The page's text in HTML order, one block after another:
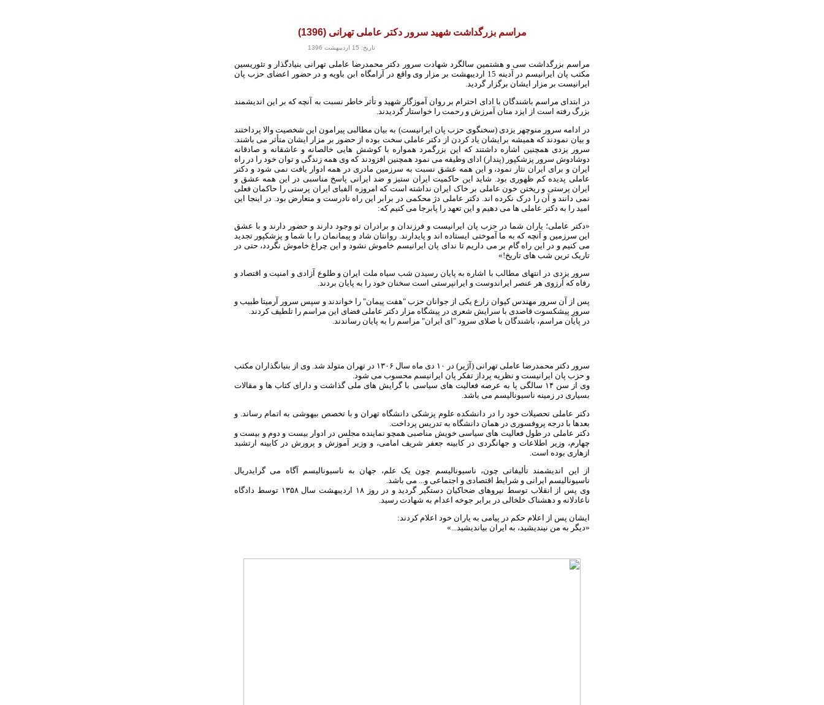
مراسم بزرگداشت شهید سرور دکتر عاملی تهرانی (1396)
تاریخ: 15 اردیبهشت 1396
مراسم بزرگداشت سی و هشتمین سالگرد شهادت سرور دکتر محمدرضا عاملی تهرانی بنیادگذار و تئوریسین
مکتب پان ایرانیسم در آدینه 15 اردیبهشت بر مزار وی واقع در آرامگاه ابن باویه و در حضور اعضای حزب پان
ایرانیست بر مزار ایشان برگزار گردید.
در ابتدای مراسم باشندگان با ادای احترام بر روان آموزگار شهید و تأثر خاطر نسبت به آنچه که بر این اندیشمند
بزرگ رفته است از ایزد منان آمرزش و رحمت را خواستار گردیدند.
در ادامه سرور منوچهر یزدی (سخنگوی حزب پان ایرانیست) به بیان مطالبی پیرامون این شخصیت والا پرداختند
و بیان نمودند که همیشه برایشان یاد کردن از دکتر عاملی سخت بوده از حضور بر مزار ایشان متأثر می باشند.
سرور یزدی همچنین اشاره داشتند که این بزرگمرد همواره با کوشش هایی خالصانه و عاشقانه و صادقانه
دوشادوش سرور پزشکپور (پندار) ادای وظیفه می نمود همچنین افزودند که وی همه زندگی و توان خود را در راه
ایران و برای ایران نثار نمود، و این همه عشق نسبت به سرزمین مادری در همه ادوار یافت نمی شود و دکتر
عاملی پدیده کم ظهوری بود. شاید این حاکمیت ایران ستیز و ضد ایرانی پاسخ مناسبی در این همه عشق و
ایران پرستی و ریختن خون عاملی بر خاک ایران نداشته است که امروزه الفبای ایران پرستی را حاکمان فعلی
نمی دانند و آن را درک نکرده اند. دکتر عاملی دژ محکمی در برابر این راه نادرست و متعارض بود. در اینجا این
امید را به دکتر عاملی ها می دهیم و این تعهد را پابرجا می کنیم که:
«دکتر عاملی؛ یاران شما در حزب پان ایرانیست و فرزندان و برادران تو وجود دارند و حضور دارند و با عشق
این سرزمین و آنچه که به ما آموختی ایستاده اند و پایدارند. روانتان شاد و پیمانمان را با شما و پزشکپور تجدید
می کنیم و در این راه گام بر می داریم تا ندای پان ایرانیسم خاموش نشود و این چراغ خاموش نگردد، حتی در
تاریک ترین شب های تاریخ!»
سرور یزدی در انتهای مطالب با اشاره به پایان رسیدن شب سیاه ملت ایران و طلوع آزادی و امنیت و اقتصاد و
رفاه که آرزوی هر عنصر ایراندوست و ایرانپرستی است سخنان خود را به پایان بردند.
پس از آن سرور مهندس کیوان زارع یکی از جوانان حزب "هفت پیمان" را خواندند و سپس سرور آرمیتا طبیب و
سرورِ پیشکسوت قاصدی با سرایش شعری در پیشگاه مزار دکتر عاملی فضای این مراسم را تلطیف کردند.
در پایان مراسم، باشندگان با صلای سرود "ای ایران" مراسم را به پایان رساندند.
سرور دکتر محمدرضا عاملی تهرانی (آژیر) در ۱۰ دی ماه سال ۱۳۰۶ در تهران متولد شد. وی از بنیانگذاران مکتب
و حزب پان ایرانیست و نظریه پرداز تفکر پان ایرانیسم محسوب می شود.
وی از سن ۱۴ سالگی پا به عرصه فعالیت های سیاسی با گرایش های ملی گذاشت و دارای کتاب ها و مقالات
بسیاری در زمینه ناسیونالیسم می باشد.
دکتر عاملی تحصیلات خود را در دانشکده علوم پزشکی دانشگاه تهران و با تخصص بیهوشی به اتمام رساند. و
بعدها با درجه پروفسوری در همان دانشگاه به تدریس پرداخت.
دکتر عاملی در طول فعالیت های سیاسی خویش مناصبی همچو نماینده مجلس در ادوار بیست و دوم و بیست و
چهارم، وزیر اطلاعات و جهانگردی در کابینه جعفر شریف امامی، و وزیر آموزش و پرورش در کابینه ارتشبد
ازهاری بوده است.
از این اندیشمند تألیفاتی چون، ناسیونالیسم چون یک علم، جهان به ناسیونالیسم آگاه می گرایدريال
ناسیونالیسم ایرانی و شرایط اقتصادی و اجتماعی و... می باشد.
وی پس از انقلاب توسط نیروهای ضحاکیان دستگیر گردید و در روز ۱۸ اردیبهشت سال ۱۳۵۸ توسط دادگاه
ناعادلانه و دهشناک خلخالی در برابر جوخه اعدام به شهادت رسید.
ایشان پس از اعلام حکم در پیامی به یاران خود اعلام کردند:
«دیگر به من نیندیشید، به ایران بیاندیشید...»